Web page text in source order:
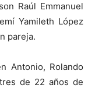
Raúl Emmanuel
Yamileth López
pareja.
Antonio, Rolando
de 22 años de